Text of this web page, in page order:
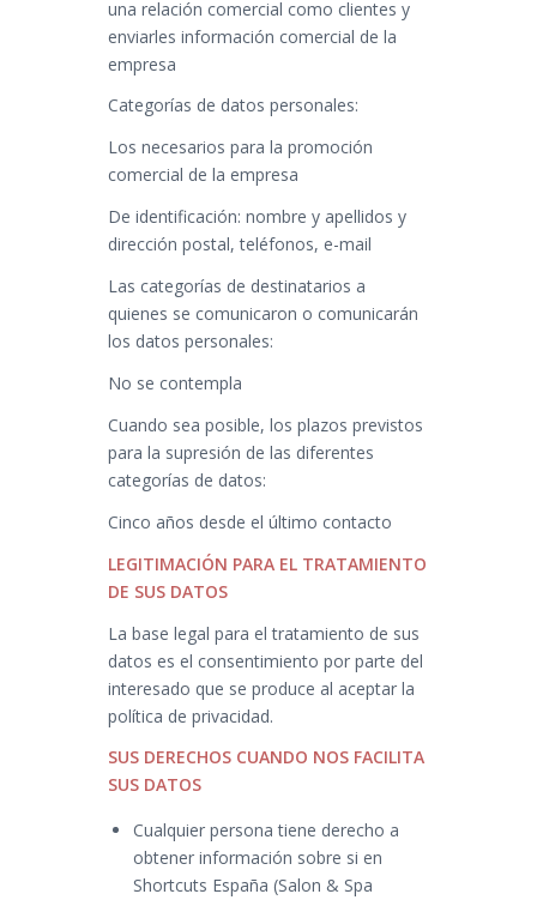
una relación comercial como clientes y
enviarles información comercial de la
empresa
Categorías de datos personales:
Los necesarios para la promoción
comercial de la empresa
De identificación: nombre y apellidos y
dirección postal, teléfonos, e-mail
Las categorías de destinatarios a
quienes se comunicaron o comunicarán
los datos personales:
No se contempla
Cuando sea posible, los plazos previstos
para la supresión de las diferentes
categorías de datos:
Cinco años desde el último contacto
LEGITIMACIÓN PARA EL TRATAMIENTO
DE SUS DATOS
La base legal para el tratamiento de sus
datos es el consentimiento por parte del
interesado que se produce al aceptar la
política de privacidad.
SUS DERECHOS CUANDO NOS FACILITA
SUS DATOS
Cualquier persona tiene derecho a
obtener información sobre si en
Shortcuts España (Salon & Spa